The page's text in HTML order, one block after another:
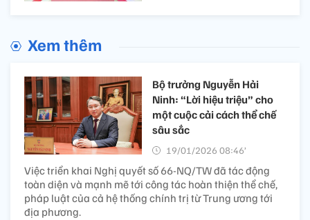
Xem thêm
Bộ trưởng Nguyễn Hải
Ninh: “Lời hiệu triệu” cho
một cuộc cải cách thể chế
sâu sắc​
19/01/2026 08:46’
Việc triển khai Nghị quyết số 66-NQ/TW đã tác động
toàn diện và mạnh mẽ tới công tác hoàn thiện thể chế,
pháp luật của cả hệ thống chính trị từ Trung ương tới
địa phương.